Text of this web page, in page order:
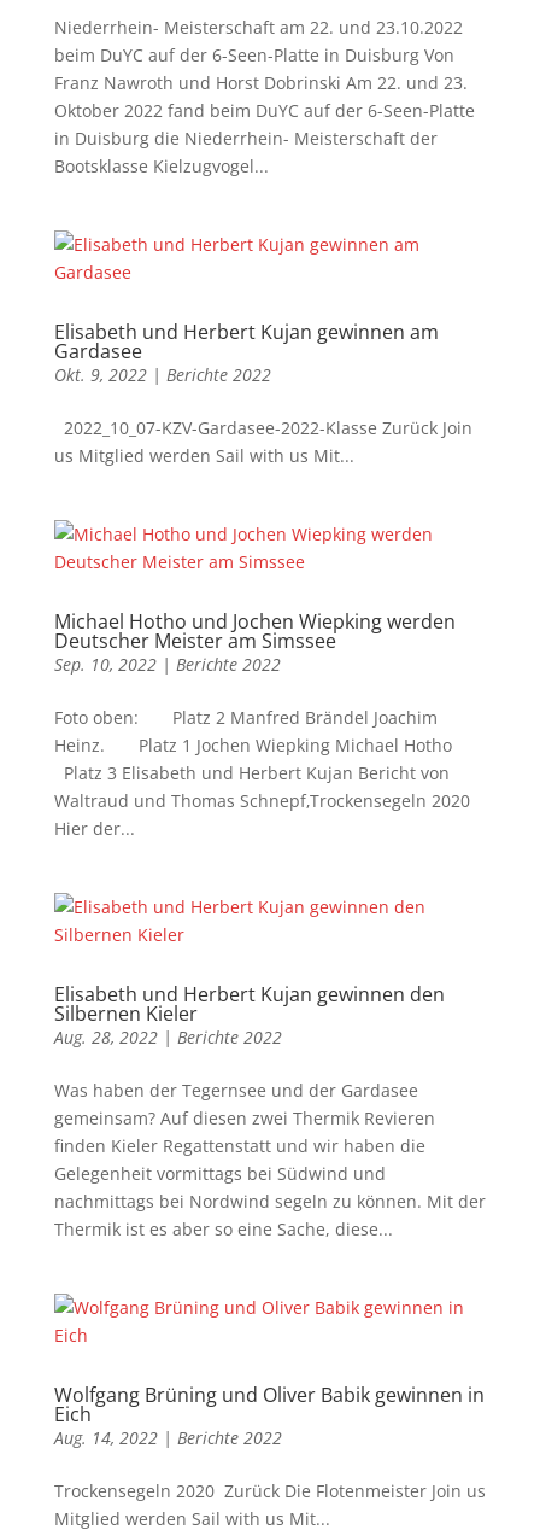
Niederrhein- Meisterschaft am 22. und 23.10.2022
beim DuYC auf der 6-Seen-Platte in Duisburg Von
Franz Nawroth und Horst Dobrinski Am 22. und 23.
Oktober 2022 fand beim DuYC auf der 6-Seen-Platte
in Duisburg die Niederrhein- Meisterschaft der
Bootsklasse Kielzugvogel...
Elisabeth und Herbert Kujan gewinnen am
Gardasee
Okt. 9, 2022| Berichte 2022
2022_10_07-KZV-Gardasee-2022-Klasse Zurück Join
us Mitglied werden Sail with us Mit...
Michael Hotho und Jochen Wiepking werden
Deutscher Meister am Simssee
Sep. 10, 2022| Berichte 2022
Foto oben: Platz 2 Manfred Brändel Joachim
Heinz. Platz 1 Jochen Wiepking Michael Hotho
Platz 3 Elisabeth und Herbert Kujan Bericht von
Waltraud und Thomas Schnepf‚Trockensegeln 2020
Hier der...
Elisabeth und Herbert Kujan gewinnen den
Silbernen Kieler
Aug. 28, 2022| Berichte 2022
Was haben der Tegernsee und der Gardasee
gemeinsam? Auf diesen zwei Thermik Revieren
finden Kieler Regattenstatt und wir haben die
Gelegenheit vormittags bei Südwind und
nachmittags bei Nordwind segeln zu können. Mit der
Thermik ist es aber so eine Sache, diese...
Wolfgang Brüning und Oliver Babik gewinnen in
Eich
Aug. 14, 2022| Berichte 2022
Trockensegeln 2020 ​ Zurück Die Flotenmeister Join us
Mitglied werden Sail with us Mit...